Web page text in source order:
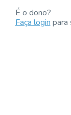
É o dono?
Faça loginpara